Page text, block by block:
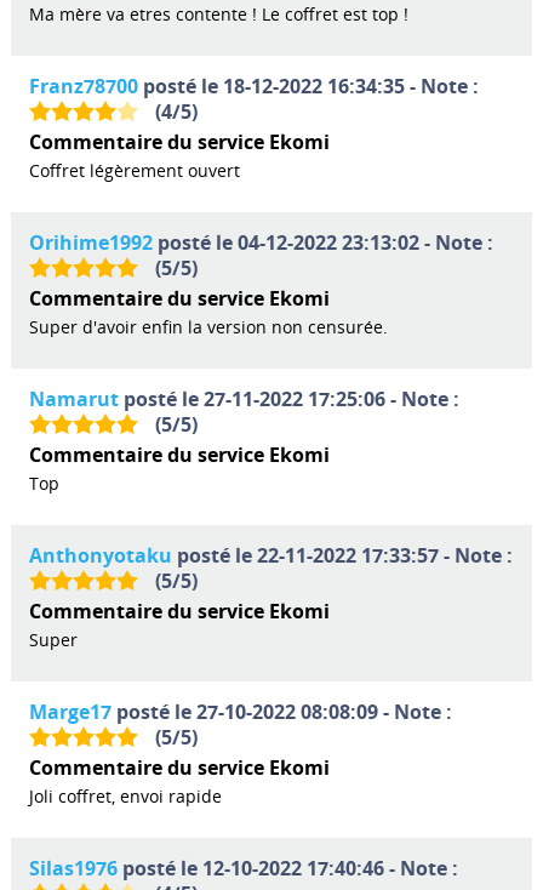
Ma mère va etres contente ! Le coffret est top !
Franz78700posté le 18-12-2022 16:34:35 - Note :
(4/5)
Commentaire du service Ekomi
Coffret légèrement ouvert
Orihime1992posté le 04-12-2022 23:13:02 - Note :
(5/5)
Commentaire du service Ekomi
Super d'avoir enfin la version non censurée.
Namarutposté le 27-11-2022 17:25:06 - Note :
(5/5)
Commentaire du service Ekomi
Top
Anthonyotaku posté le 22-11-2022 17:33:57 - Note :
(5/5)
Commentaire du service Ekomi
Super
Marge17posté le 27-10-2022 08:08:09 - Note :
(5/5)
Commentaire du service Ekomi
Joli coffret, envoi rapide
Silas1976posté le 12-10-2022 17:40:46 - Note :